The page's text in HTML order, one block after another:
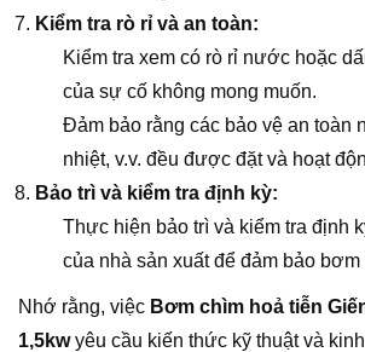
Kiểm tra rò rỉ và an toàn:
Kiểm tra xem có rò rỉ nước hoặc
của sự cố không mong muốn.
Đảm bảo rằng các bảo vệ an toàn
nhiệt, v.v. đều được đặt và hoạt
Bảo trì và kiểm tra định kỳ:
Thực hiện bảo trì và kiểm tra định
của nhà sản xuất để đảm bảo
Nhớ rằng, việc Bơm chìm hoả tiễn
1,5kwyêu cầu kiến thức kỹ thuật và